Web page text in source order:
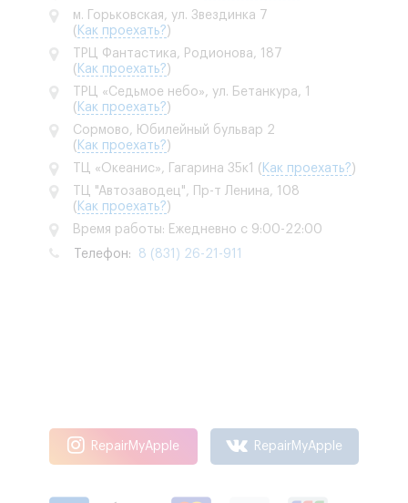
м. Горьковская, ул. Звездинка 7
( Как проехать?)
ТРЦ Фантастика, Родионова, 187
( Как проехать?)
ТРЦ «Седьмое небо», ул. Бетанкура, 1
( Как проехать?)
Сормово, Юбилейный бульвар 2
( Как проехать?)
ТЦ «Океанис», Гагарина 35к1 ( Как проехать?)
ТЦ "Автозаводец", Пр-т Ленина, 108
( Как проехать?)
Время работы: Ежедневно с 9:00-22:00
Телефон: 8 (831) 26-21-911
RepairMyApple RepairMyApple